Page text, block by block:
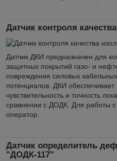
Датчик контроля
Датчик ДКИ предназначен для
защитных покрытий газо- и
повреждения силовых
потенциалов. ДКИ
чувствительность и точность
сравнении с ДОДК. Для работы
оператор.
Датчик определитель
"ДОДК-117"